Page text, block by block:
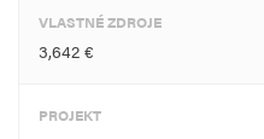
VLASTNÉ ZDROJE
3,642 €
PROJEKT